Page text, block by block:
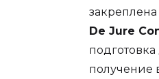
De Jure
получение